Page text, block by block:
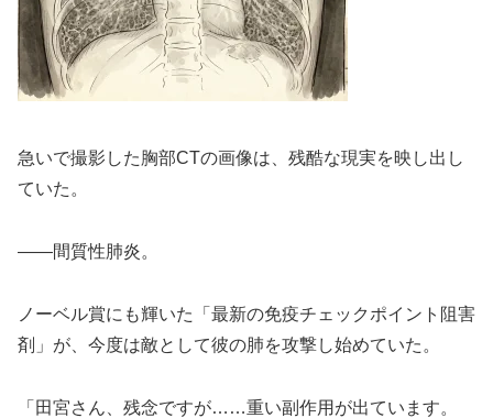
急いで撮影した胸部CTの画像は、残酷な現実を映し出し
ていた。
――間質性肺炎。
ノーベル賞にも輝いた「最新の免疫チェックポイント阻害
剤」が、今度は敵として彼の肺を攻撃し始めていた。
「田宮さん、残念ですが……重い副作用が出ています。